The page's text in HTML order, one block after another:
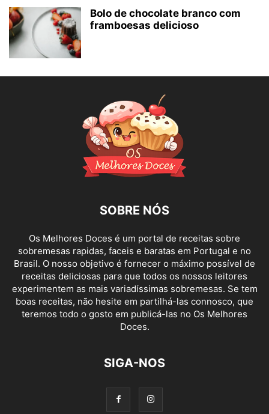
Bolo de chocolate branco com
framboesas delicioso
SOBRE NÓS
Os Melhores Doces é um portal de receitas sobre
sobremesas rapidas, faceis e baratas em Portugal e no
Brasil. O nosso objetivo é fornecer o máximo possível de
receitas deliciosas para que todos os nossos leitores
experimentem as mais variadíssimas sobremesas. Se tem
boas receitas, não hesite em partilhá-las connosco, que
teremos todo o gosto em publicá-las no Os Melhores
Doces.
SIGA-NOS